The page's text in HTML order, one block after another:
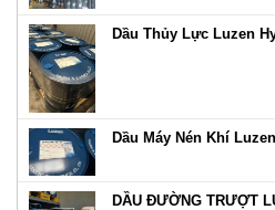
Dầu Thủy Lực Luzen
Dầu Máy Nén Khí
DẦU ĐƯỜNG TRƯỢT